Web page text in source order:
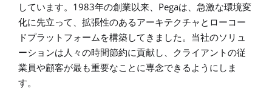
しています。 1983年の創業以来、 Pegaは、急激な環境変
化に先立って、拡張性のあるアーキテクチャとローコー
ドプラットフォームを構築してきました。当社のソリュ
ーションは人々の時間節約に貢献し、クライアントの従
業員や顧客が最も重要なことに専念できるようにしま
す。